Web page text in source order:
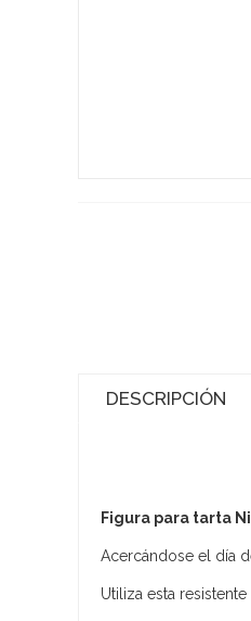
DESCRIPCIÓN
Figura para tarta
Acercándose el día
Utiliza esta